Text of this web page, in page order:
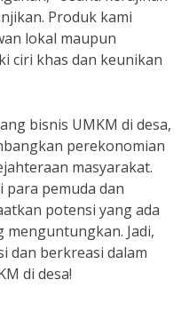
Produk kami
lokal maupun
ciri khas dan keunikan
bisnis UMKM di desa,
perekonomian
masyarakat.
pemuda dan
potensi yang ada
menguntungkan. Jadi,
dan berkreasi dalam
di desa!